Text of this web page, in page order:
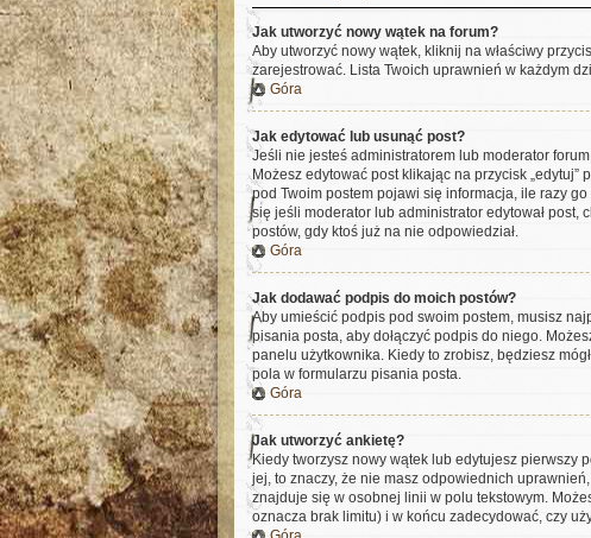
Jak utworzyć nowy wątek na forum?
Aby utworzyć nowy wątek, kliknij na właściwy
zarejestrować. Lista Twoich uprawnień w każdym
Góra
Jak edytować lub usunąć post?
Jeśli nie jesteś administratorem lub moderator
Możesz edytować post klikając na przycisk
pod Twoim postem pojawi się informacja, ile razy
się jeśli moderator lub administrator edytował
postów, gdy ktoś już na nie odpowiedział.
Góra
Jak dodawać podpis do moich postów?
Aby umieścić podpis pod swoim postem, musisz
pisania posta, aby dołączyć podpis do niego.
panelu użytkownika. Kiedy to zrobisz, będziesz
pola w formularzu pisania posta.
Góra
Jak utworzyć ankietę?
Kiedy tworzysz nowy wątek lub edytujesz pierwszy
jej, to znaczy, że nie masz odpowiednich
znajduje się w osobnej linii w polu tekstowym.
oznacza brak limitu) i w końcu zadecydować, czy